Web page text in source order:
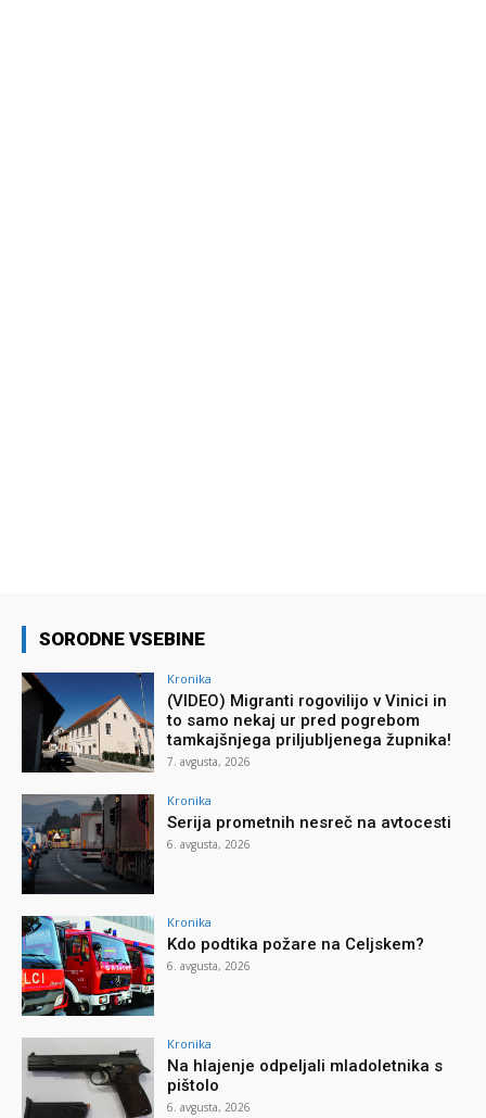
SORODNE VSEBINE
Kronika
(VIDEO) Migranti rogovilijo v Vinici in
to samo nekaj ur pred pogrebom
tamkajšnjega priljubljenega župnika!
7. avgusta, 2026
Kronika
Serija prometnih nesreč na avtocesti
6. avgusta, 2026
Kronika
Kdo podtika požare na Celjskem?
6. avgusta, 2026
Kronika
Na hlajenje odpeljali mladoletnika s
pištolo
6. avgusta, 2026